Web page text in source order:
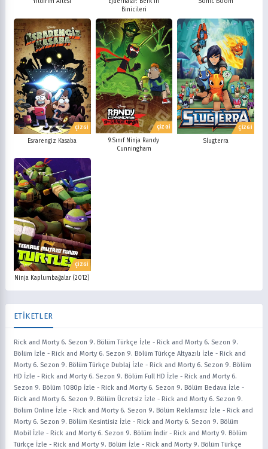
Binicileri
ÇİZGİ
Esrarengiz Kasaba
ÇİZGİ
9.Sınıf Ninja Randy
Cunningham
ÇİZGİ
Slugterra
ÇİZGİ
Ninja Kaplumbağalar (2012)
ETİKETLER
Rick and Morty 6. Sezon 9. Bölüm Türkçe İzle - Rick and Morty 6. Sezon 9.
Bölüm İzle - Rick and Morty 6. Sezon 9. Bölüm Türkçe Altyazılı İzle - Rick and
Morty 6. Sezon 9. Bölüm Türkçe Dublaj İzle - Rick and Morty 6. Sezon 9. Bölüm
HD İzle - Rick and Morty 6. Sezon 9. Bölüm Full HD İzle - Rick and Morty 6.
Sezon 9. Bölüm 1080p İzle - Rick and Morty 6. Sezon 9. Bölüm Bedava İzle -
Rick and Morty 6. Sezon 9. Bölüm Ücretsiz İzle - Rick and Morty 6. Sezon 9.
Bölüm Online İzle - Rick and Morty 6. Sezon 9. Bölüm Reklamsız İzle - Rick and
Morty 6. Sezon 9. Bölüm Kesintisiz İzle - Rick and Morty 6. Sezon 9. Bölüm
Mobil İzle - Rick and Morty 6. Sezon 9. Bölüm İndir - Rick and Morty 9. Bölüm
Türkçe İzle - Rick and Morty 9. Bölüm İzle - Rick and Morty 9. Bölüm Türkçe